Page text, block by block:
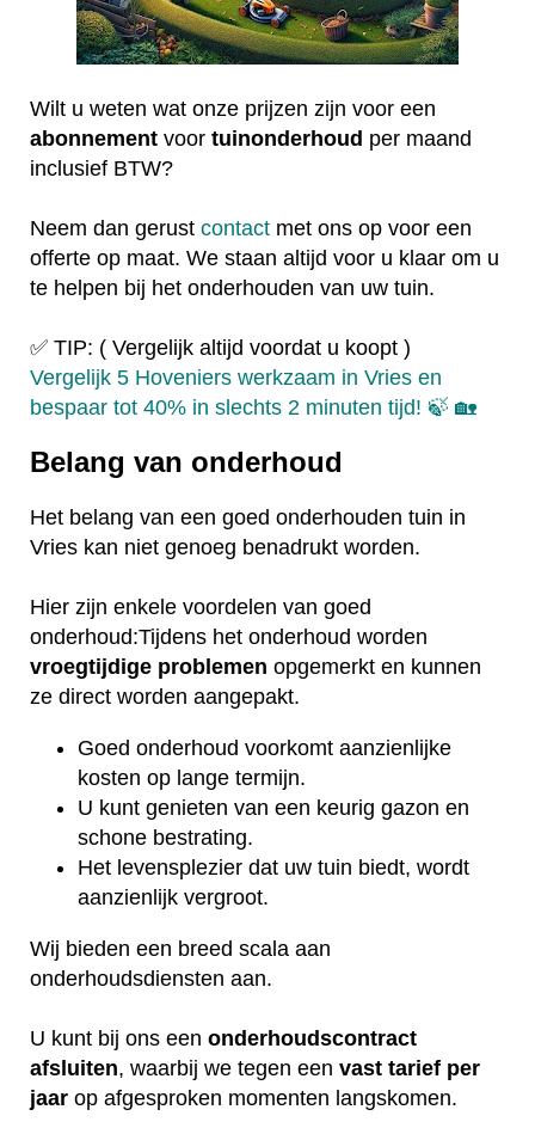
Wilt u weten wat onze prijzen zijn voor een
abonnement voor tuinonderhoud per maand
inclusief BTW?
Neem dan gerust contact met ons op voor een
offerte op maat. We staan altijd voor u klaar om u
te helpen bij het onderhouden van uw tuin.
✅ TIP: ( Vergelijk altijd voordat u koopt )
Vergelijk 5 Hoveniers werkzaam in Vries en
bespaar tot 40% in slechts 2 minuten tijd! 🍃 🏡
Belang van onderhoud
Het belang van een goed onderhouden tuin in
Vries kan niet genoeg benadrukt worden.
Hier zijn enkele voordelen van goed
onderhoud:Tijdens het onderhoud worden
vroegtijdige problemen opgemerkt en kunnen
ze direct worden aangepakt.
Goed onderhoud voorkomt aanzienlijke
kosten op lange termijn.
U kunt genieten van een keurig gazon en
schone bestrating.
Het levensplezier dat uw tuin biedt, wordt
aanzienlijk vergroot.
Wij bieden een breed scala aan
onderhoudsdiensten aan.
U kunt bij ons een onderhoudscontract
afsluiten, waarbij we tegen een vast tarief per
jaar op afgesproken momenten langskomen.